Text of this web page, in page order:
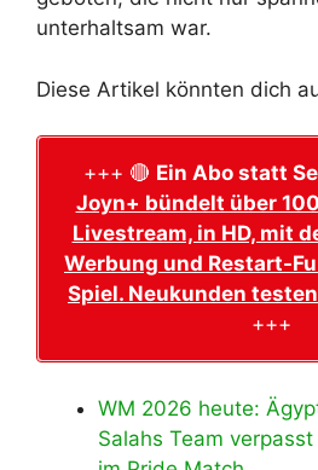
unterhaltsam war.
Diese Artikel könnten dich
+++ 🔴 Ein Abo statt
Joyn+ bündelt über
Livestream, in HD, mit
Werbung und Restart-
Spiel. Neukunden
+++
WM 2026 heute:
Salahs Team